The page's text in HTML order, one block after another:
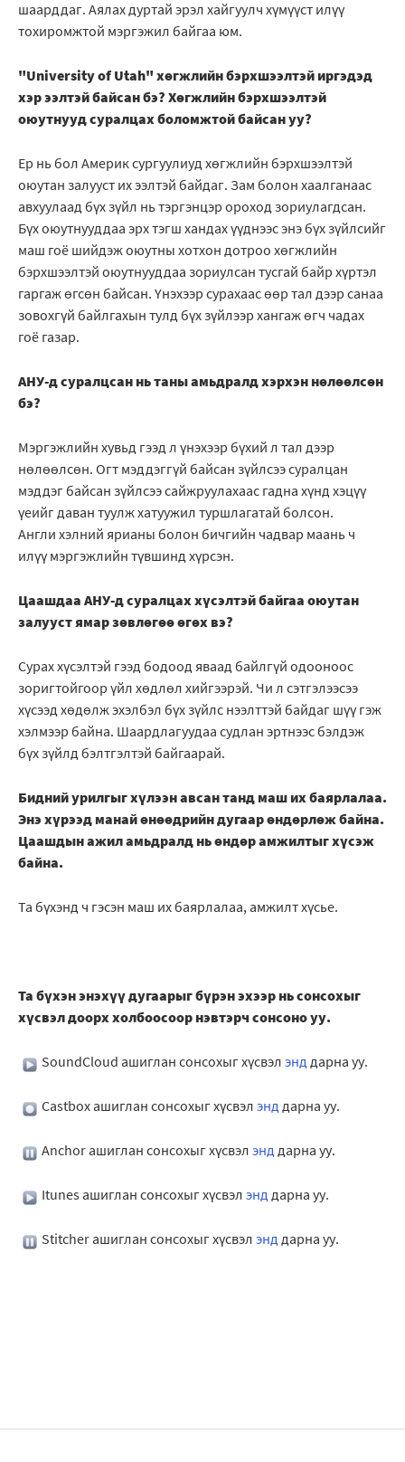
шаарддаг. Аялах дуртай эрэл хайгуулч хүмүүст илүү
тохиромжтой мэргэжил байгаа юм.
"University of Utah" хөгжлийн бэрхшээлтэй иргэдэд
хэр ээлтэй байсан бэ? Хөгжлийн бэрхшээлтэй
оюутнууд суралцах боломжтой байсан уу?
Ер нь бол Америк сургуулиуд хөгжлийн бэрхшээлтэй
оюутан залууст их ээлтэй байдаг. Зам болон хаалганаас
авхуулаад бүх зүйл нь тэргэнцэр ороход зориулагдсан.
Бүх оюутнууддаа эрх тэгш хандах үүднээс энэ бүх зүйлсийг
маш гоё шийдэж оюутны хотхон дотроо хөгжлийн
бэрхшээлтэй оюутнууддаа зориулсан тусгай байр хүртэл
гаргаж өгсөн байсан. Үнэхээр сурахаас өөр тал дээр санаа
зовохгүй байлгахын тулд бүх зүйлээр хангаж өгч чадах
гоё газар.
АНУ-д суралцсан нь таны амьдралд хэрхэн нөлөөлсөн
бэ?
Мэргэжлийн хувьд гээд л үнэхээр бүхий л тал дээр
нөлөөлсөн. Огт мэддэггүй байсан зүйлсээ суралцан
мэддэг байсан зүйлсээ сайжруулахаас гадна хүнд хэцүү
үеийг даван туулж хатуужил туршлагатай болсон.
Англи хэлний ярианы болон бичгийн чадвар маань ч
илүү мэргэжлийн түвшинд хүрсэн.
Цаашдаа АНУ-д суралцах хүсэлтэй байгаа оюутан
залууст ямар зөвлөгөө өгөх вэ?
Сурах хүсэлтэй гээд бодоод яваад байлгүй одооноос
зоригтойгоор үйл хөдлөл хийгээрэй. Чи л сэтгэлээсээ
хүсээд хөдөлж эхэлбэл бүх зүйлс нээлттэй байдаг шүү гэж
хэлмээр байна. Шаардлагуудаа судлан эртнээс бэлдэж
бүх зүйлд бэлтгэлтэй байгаарай.
Бидний урилгыг хүлээн авсан танд маш их баярлалаа.
Энэ хүрээд манай өнөөдрийн дугаар өндөрлөж байна.
Цаашдын ажил амьдралд нь өндөр амжилтыг хүсэж
байна.
Та бүхэнд ч гэсэн маш их баярлалаа, амжилт хүсье.
Та бүхэн энэхүү дугаарыг бүрэн эхээр нь сонсохыг
хүсвэл доорх холбоосоор нэвтэрч сонсоно уу.
SoundCloud ашиглан сонсохыг хүсвэл энддарна уу.
Castbox ашиглан сонсохыг хүсвэл энддарна уу.
Anchor ашиглан сонсохыг хүсвэл энддарна уу.
Itunes ашиглан сонсохыг хүсвэл энддарна уу.
Stitcher ашиглан сонсохыг хүсвэл энддарна уу.